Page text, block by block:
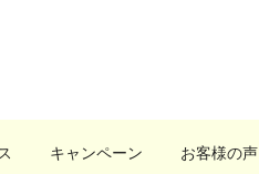
キャンペーン お客様の声